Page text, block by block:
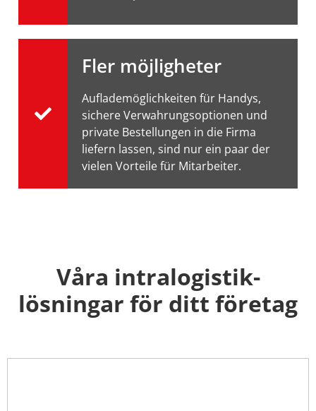
Fler möjligheter
Auflademöglichkeiten für Handys,
sichere Verwahrungsoptionen und
private Bestellungen in die Firma
liefern lassen, sind nur ein paar der
vielen Vorteile für Mitarbeiter.
Våra intralogistik-
lösningar för ditt företag